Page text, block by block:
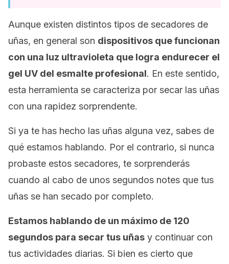
Aunque existen distintos tipos de secadores de
uñas, en general son dispositivos que funcionan
con una luz ultravioleta que logra endurecer el
gel UV del esmalte profesional. En este sentido,
esta herramienta se caracteriza por secar las uñas
con una rapidez sorprendente.
Si ya te has hecho las uñas alguna vez, sabes de
qué estamos hablando. Por el contrario, si nunca
probaste estos secadores, te sorprenderás
cuando al cabo de unos segundos notes que tus
uñas se han secado por completo.
Estamos hablando de un máximo de 120
segundos para secar tus uñas y continuar con
tus actividades diarias. Si bien es cierto que